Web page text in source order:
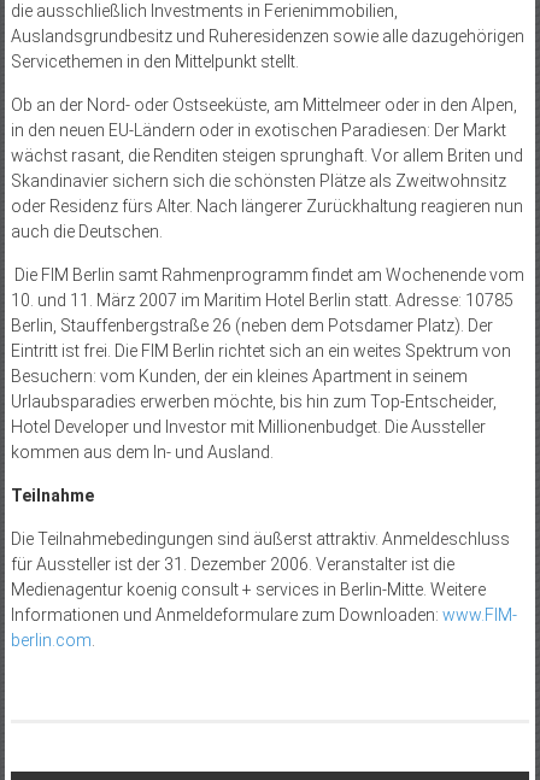
die ausschließlich Investments in Ferienimmobilien,
Auslandsgrundbesitz und Ruheresidenzen sowie alle dazugehörigen
Servicethemen in den Mittelpunkt stellt.
Ob an der Nord- oder Ostseeküste, am Mittelmeer oder in den Alpen,
in den neuen EU-Ländern oder in exotischen Paradiesen: Der Markt
wächst rasant, die Renditen steigen sprunghaft. Vor allem Briten und
Skandinavier sichern sich die schönsten Plätze als Zweitwohnsitz
oder Residenz fürs Alter. Nach längerer Zurückhaltung reagieren nun
auch die Deutschen.
Die FIM Berlin samt Rahmenprogramm findet am Wochenende vom
10. und 11. März 2007 im Maritim Hotel Berlin statt. Adresse: 10785
Berlin, Stauffenbergstraße 26 (neben dem Potsdamer Platz). Der
Eintritt ist frei. Die FIM Berlin richtet sich an ein weites Spektrum von
Besuchern: vom Kunden, der ein kleines Apartment in seinem
Urlaubsparadies erwerben möchte, bis hin zum Top-Entscheider,
Hotel Developer und Investor mit Millionenbudget. Die Aussteller
kommen aus dem In- und Ausland.
Teilnahme
Die Teilnahmebedingungen sind äußerst attraktiv. Anmeldeschluss
für Aussteller ist der 31. Dezember 2006. Veranstalter ist die
Medienagentur koenig consult + services in Berlin-Mitte. Weitere
Informationen und Anmeldeformulare zum Downloaden: www.FIM-
berlin.com.